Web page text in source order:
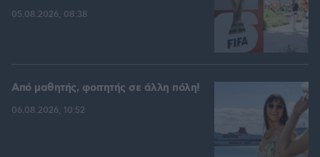
05.08.2026, 08:38
Από μαθητής, φοιτητής σε άλλη πόλη!
06.08.2026, 10:52